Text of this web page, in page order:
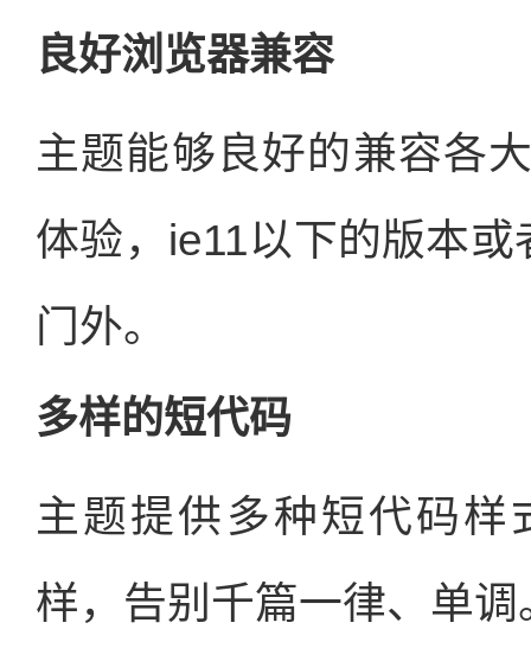
良好浏览器兼容
主题能够良好的兼容各
体验，ie11以下的版本
门外。
多样的短代码
主题提供多种短代码
样，告别千篇一律、单调